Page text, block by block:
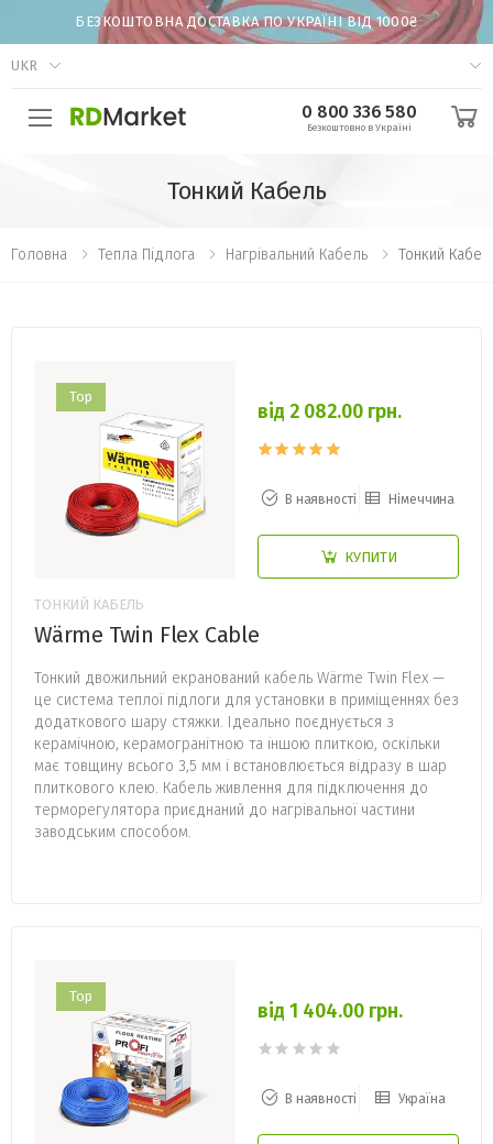
БЕЗКОШТОВНА ДОСТАВКА ПО УКРАЇНІ ВІД 1000₴
UKR
0 800 336 580
Безкоштовно в Україні
Тонкий Кабель
Головна Тепла Підлога Нагрівальний Кабель Тонкий
Top
від 2 082.00 грн.
В наявності Німеччина
КУПИТИ
ТОНКИЙ КАБЕЛЬ
Wärme Twin Flex Cable
Тонкий двожильний екранований кабель Wärme Twin Flex —
це система теплої підлоги для установки в приміщеннях без
додаткового шару стяжки. Ідеально поєднується з
керамічною, керамогранітною та іншою плиткою, оскільки
має товщину всього 3,5 мм і встановлюється відразу в шар
плиткового клею. Кабель живлення для підключення до
терморегулятора приєднаний до нагрівальної частини
заводським способом.
Top
від 1 404.00 грн.
В наявності Україна